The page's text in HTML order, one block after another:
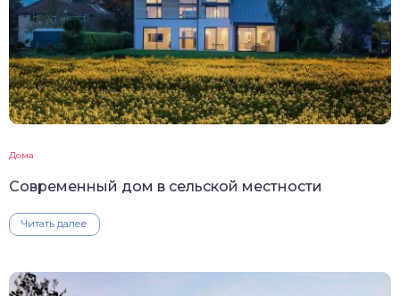
Дома
Современный дом в сельской местности
Читать далее